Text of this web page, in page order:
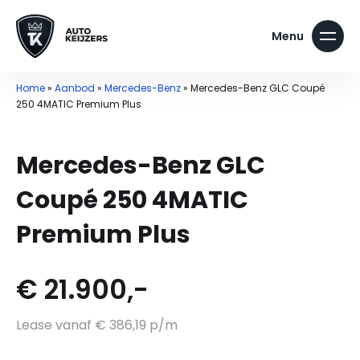
Home» Aanbod » Mercedes-Benz» Mercedes-Benz GLC Coupé
250 4MATIC Premium Plus
Mercedes-Benz GLC
Coupé 250 4MATIC
Premium Plus
€ 21.900,-
Lease vanaf € 386,19 p/m